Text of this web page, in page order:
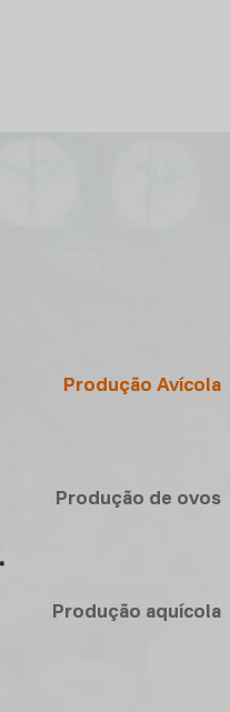
Produção Avícola
Produção de ovos
Produção aquícola